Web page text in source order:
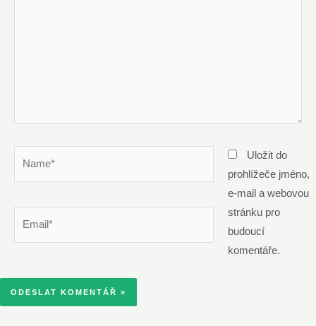
Uložit do
prohlížeče jméno,
e-mail a webovou
stránku pro
budoucí
komentáře.